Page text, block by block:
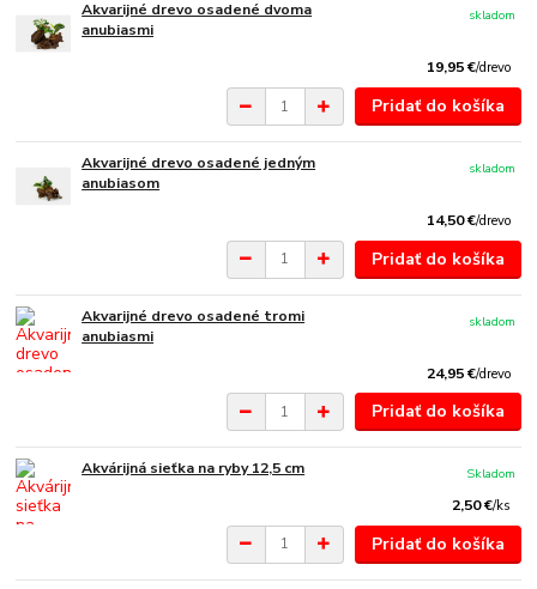
Akvarijné drevo osadené dvoma
anubiasmi
19,95 €/drevo
skladom
Pridať do košíka
Akvarijné drevo osadené jedným
anubiasom
14,50 €/drevo
skladom
Pridať do košíka
Akvarijné drevo osadené tromi
anubiasmi
24,95 €/drevo
skladom
Pridať do košíka
Akvárijná sieťka na ryby 12,5 cm
2,50 €/ks
Skladom
Pridať do košíka